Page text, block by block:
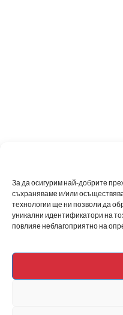
За да осигурим най-добрите
съхраняваме и/или
технологии ще ни позволи да
уникални идентификатори на
повлияе неблагоприятно на